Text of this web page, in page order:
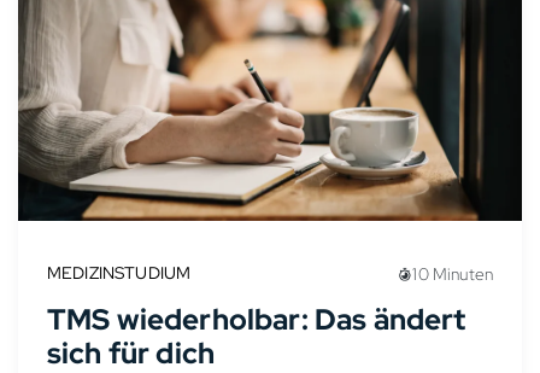
MEDIZINSTUDIUM 10 Minuten
TMS wiederholbar: Das ändert
sich für dich